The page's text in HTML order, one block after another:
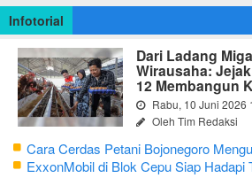
Infotorial
Dari Ladang
Wirausaha:
12 Membangun
Rabu, 10 Juni 2026
Oleh Tim Redaksi
Cara Cerdas Petani Bojonegoro
Keluarga
ExxonMobil di Blok Cepu Siap Hadapi